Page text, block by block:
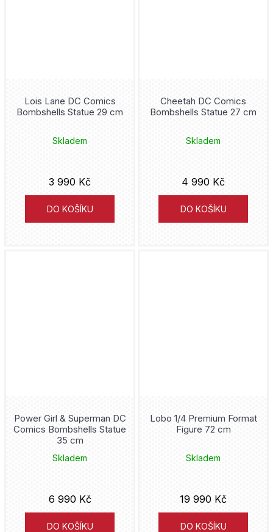
Lois Lane DC Comics
Bombshells Statue 29 cm
Skladem
3 990 Kč
DO KOŠÍKU
Cheetah DC Comics
Bombshells Statue 27 cm
Skladem
4 990 Kč
DO KOŠÍKU
Power Girl & Superman DC
Comics Bombshells Statue
35 cm
Skladem
6 990 Kč
DO KOŠÍKU
Lobo 1/4 Premium Format
Figure 72 cm
Skladem
19 990 Kč
DO KOŠÍKU